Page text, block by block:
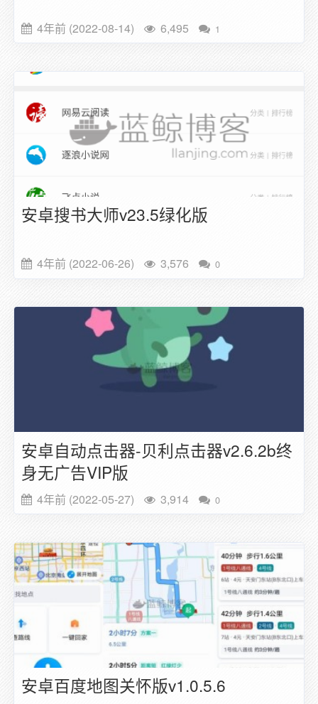
4年前 (2022-08-14) 6,495 1
安卓搜书大师v23.5绿化版
4年前 (2022-06-26) 3,576 0
安卓自动点击器-贝利点击器v2.6.2b终
身无广告VIP版
4年前 (2022-05-27) 3,914 0
安卓百度地图关怀版v1.0.5.6